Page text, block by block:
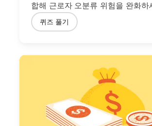
합해 근로자 오분류 위험을 완화하
퀴즈 풀기